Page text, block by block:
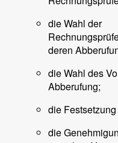
die Wahl der
deren
die Wahl des
Abberufung;
die
die